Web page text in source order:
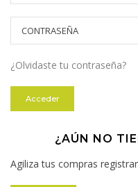
¿Olvidaste tu contraseña?
¿AÚN NO
Agiliza tus compras